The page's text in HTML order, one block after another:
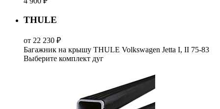
THULE
от 22 230 ₽
Багажник на крышу THULE Volkswagen Jetta I, II 75-83
Выберите комплект дуг